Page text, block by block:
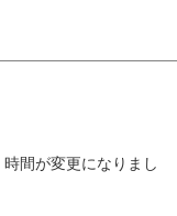
間が変更になりまし